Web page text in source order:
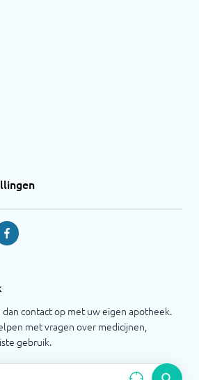
Facebook
contact op met uw eigen apotheek.
met vragen over medicijnen,
gebruik.